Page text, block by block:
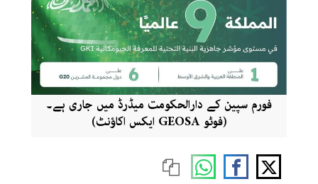
فورم سپین کے دارالحکومت میڈرڈ میں جاری ہے۔
(فوٹو GEOSA ایکس اکاؤنٹ)